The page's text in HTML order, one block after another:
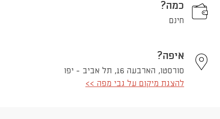
כמה?
חינם
איפה?
סורסטו, הארבעה 16, תל אביב - יפו
להצגת מיקום על גבי מפה >>